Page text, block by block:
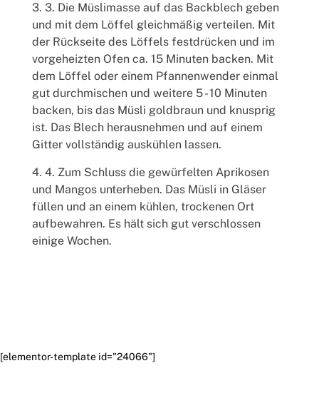
3. Die Müslimasse auf das Backblech geben
und mit dem Löffel gleichmäßig verteilen. Mit
der Rückseite des Löffels festdrücken und im
vorgeheizten Ofen ca. 15 Minuten backen. Mit
dem Löffel oder einem Pfannenwender einmal
gut durchmischen und weitere 5 - 10 Minuten
backen, bis das Müsli goldbraun und knusprig
ist. Das Blech herausnehmen und auf einem
Gitter vollständig auskühlen lassen.
4. Zum Schluss die gewürfelten Aprikosen
und Mangos unterheben. Das Müsli in Gläser
füllen und an einem kühlen, trockenen Ort
aufbewahren. Es hält sich gut verschlossen
einige Wochen.
[elementor-template id="24066"]